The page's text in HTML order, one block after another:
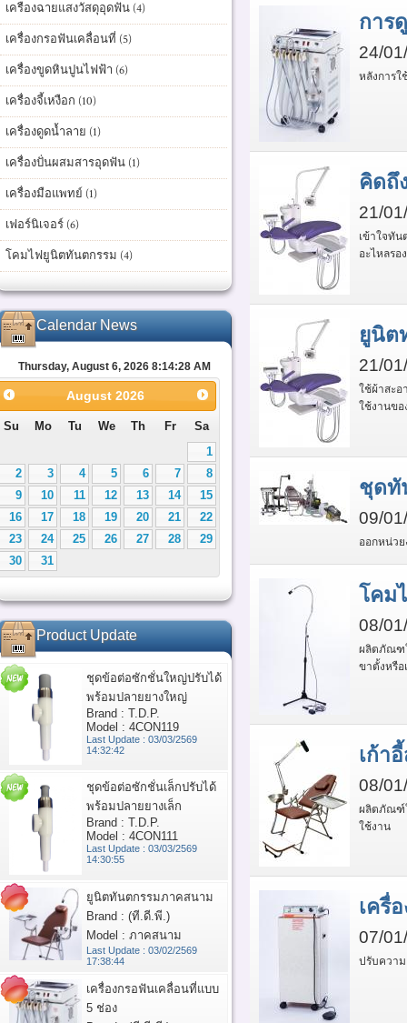
การ
24/
หลังการใ
คิดถึ
21/
เข้าใจทัน
อะไหลร
ยูนิต
21/
ใช้ผ้าสะ
ใช้งานข
ชุดทั
09/
ออกหน่ว
โคม
08/
ผลิตภัณฑ
ขาตั้งหรือ
เก้า
08/
ผลิตภัณฑ์
ใช้งาน
เครื่
07/
ปรับความ
เครืองฉายแสงวัสดุอุดฟัน (4)
เครื่องกรอฟันเคลื่อนที่ (5)
เครื่องขูดหินปูนไฟฟ้า (6)
เครื่องจี้เหงือก (10)
เครื่องดูดน้ำลาย (1)
เครื่องปั่นผสมสารอุดฟัน (1)
เครื่องมือแพทย์ (1)
เฟอร์นิเจอร์ (6)
โคมไฟยูนิตทันตกรรม (4)
Calendar News
Thursday, August 6, 2026 8:14:28 AM
August 2026
Su Mo Tu We Th Fr
Sa
1
2
3 4 5 6 7
8
9
10 11 12 13 14
15
16
17 18 19 20 21
22
23
24 25 26 27 28
29
30
31
Product Update
ชุดข้อต่อซักชั่นใหญ่ปรับได้
พร้อมปลายยางใหญ่
Brand : T.D.P.
Model : 4CON119
Last Update : 03/03/2569
14:32:42
ชุดข้อต่อซักชั่นเล็กปรับได้
พร้อมปลายยางเล็ก
Brand : T.D.P.
Model : 4CON111
Last Update : 03/03/2569
14:30:55
ยูนิตทันตกรรมภาคสนาม
Brand : (ที.ดี.พี.)
Model : ภาคสนาม
Last Update : 03/02/2569
17:38:44
เครื่องกรอฟันเคลื่อนที่แบบ
5 ช่อง